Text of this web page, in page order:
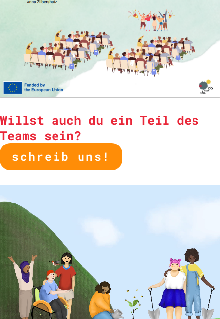
Willst auch du ein Teil des
Teams sein?
schreib uns!